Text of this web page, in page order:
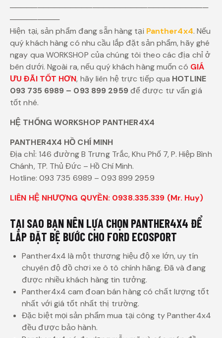
────────────────────────────────────
─────────
Hiện tại, sản phẩm đang sẵn hàng tại Panther4x4. Nếu
quý khách hàng có nhu cầu lắp đặt sản phẩm, hãy ghé
ngay qua WORKSHOP của chúng tôi theo các địa chỉ ở
bên dưới. Ngoài ra, nếu quý khách hàng muốn có GIÁ
ƯU ĐÃI TỐT HƠN, hãy liên hệ trực tiếp qua HOTLINE
093 735 6989 – 093 899 2959để được tư vấn giá
tốt nhé.
HỆ THỐNG WORKSHOP PANTHER4X4
PANTHER4X4 HỒ CHÍ MINH
Địa chỉ: 146 đường B Trưng Trắc, Khu Phố 7, P. Hiệp Bình
Chánh, TP. Thủ Đức – Hồ Chí Minh.
Hotline: 093 735 6989 – 093 899 2959
LIÊN HỆ NHƯỢNG QUYỀN: 0938.335.339 (Mr. Huy)
TẠI SAO BẠN NÊN LỰA CHỌN PANTHER4X4 ĐỂ
LẮP ĐẶT BỆ BƯỚC CHO FORD ECOSPORT
Panther4x4 là một thương hiệu độ xe lớn, uy tín
chuyên độ đồ chơi xe ô tô chính hãng. Đã và đang
được nhiều khách hàng tin tưởng.
Panther4x4 cam đoan bán hàng có chất lượng tốt
nhất với giá tốt nhất thị trường.
Đặc biệt mọi sản phẩm mua tại công ty Panther4x4
đều được bảo hành.